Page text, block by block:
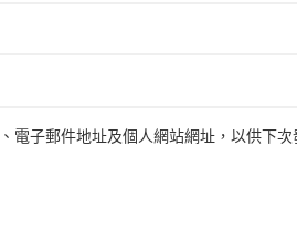
電子郵件地址及個人網站網址，以供下次